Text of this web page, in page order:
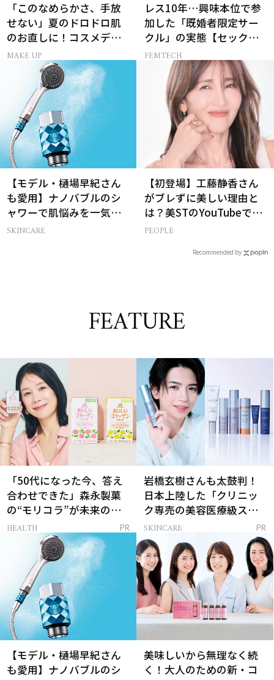
「このなめらかさ、手放
せない」夏のドロドロ肌
のお直しに！コスメデコ
ルテのパウダーが想像以
上に優秀
MAKE UP
レス10年…興味本位で参
加した「既婚者限定サー
クル」の実態【セックス
レス AND THE CITY -女た
ちの告白-】
FEMTECH
【モデル・樋場早紀さん
も愛用】ナノバブルのシ
ャワーで肌悩みを一気に
解決
SKINCARE
【初登場】工藤静香さん
がブレずに美しい理由と
は？美STのYouTubeでは
ALL私物の「ポーチの中
PEOPLE
Recommended by
FEATURE
「50代になった今、答え
合わせできた」森永製菓
の“モリコラ”が未来のキ
レイを連れてくる！
HEALTH PR
岩橋玄樹さんも太鼓判！
日本上陸した「クリニッ
ク専売の美容医療級スキ
ンケア」
SKINCARE PR
【モデル・樋場早紀さん
も愛用】ナノバブルのシ
美味しいから無理なく続
く！大人のための新・コ